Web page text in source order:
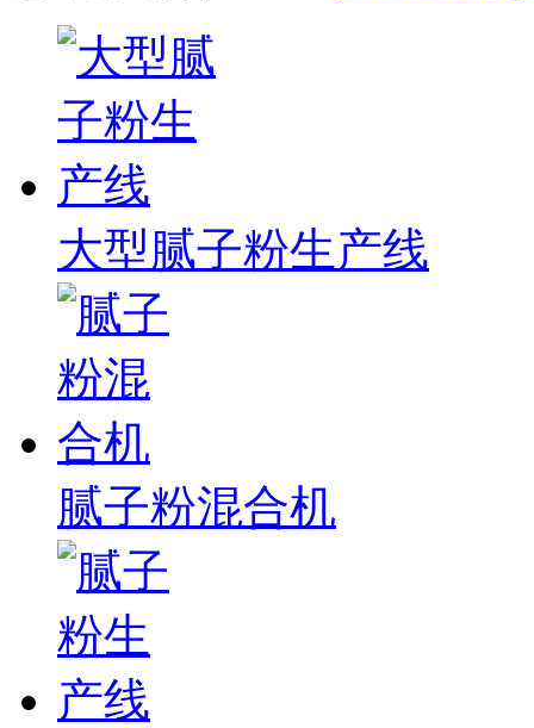
大型腻子粉生产线
腻子粉混合机